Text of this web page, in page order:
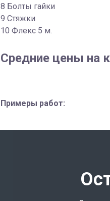
8 Болты гайки
9 Стяжки
10 Флекс 5 м.
Средние цены на
Примеры работ: